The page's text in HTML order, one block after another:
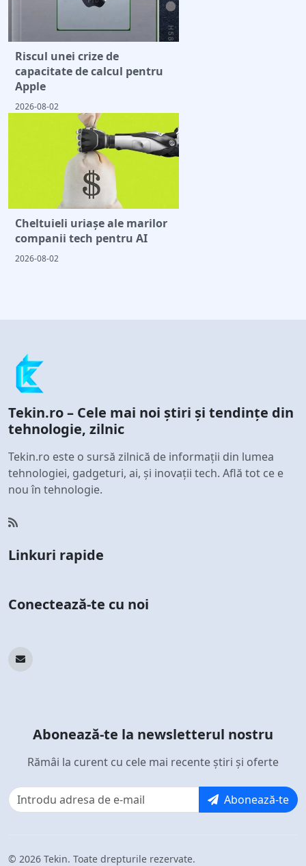
Riscul unei crize de
capacitate de calcul pentru
Apple
2026-08-02
Cheltuieli uriaşe ale marilor
companii tech pentru AI
2026-08-02
Tekin.ro – Cele mai noi știri și tendințe din
tehnologie, zilnic
Tekin.ro este o sursă zilnică de informații din lumea
tehnologiei, gadgeturi, ai, și inovații tech. Află tot ce e
nou în tehnologie.
Linkuri rapide
Conectează-te cu noi
Abonează-te la newsletterul nostru
Rămâi la curent cu cele mai recente știri și oferte
Abonează-te
© 2026 Tekin. Toate drepturile rezervate.